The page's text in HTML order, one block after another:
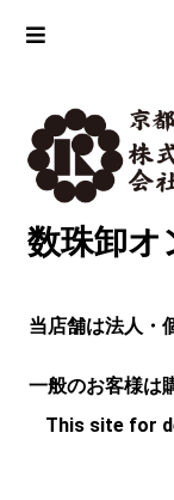
数珠卸オ
当店舗は法人・
一般のお客様は
This site for